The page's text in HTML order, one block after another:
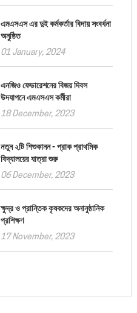
এমএসএস এর দুই কর্মকর্তার বিদায় সংবর্ধনা
অনুষ্ঠিত
01 January, 2024
এনজিও ফেডারেশনের বিজয় দিবস
উদযাপনে এমএসএস কর্মীরা
18 December, 2023
নতুন ২টি শিশুকানন - প্রাক প্রাথমিক
বিদ্যালয়ের যাত্রা শুরু
06 December, 2023
ক্ষুদ্র ও প্রান্তিক কৃষকদের অনানুষ্ঠানিক
প্রশিক্ষণ
17 November, 2023